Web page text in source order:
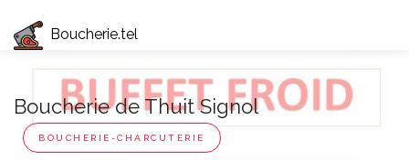
Boucherie.tel
Boucherie de Thuit Signol
BOUCHERIE-CHARCUTERIE